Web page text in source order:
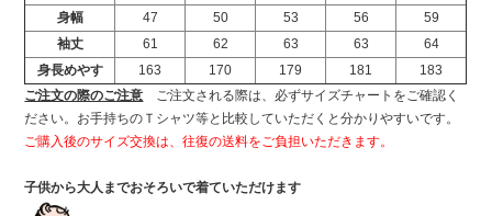
身幅
47 50 53 56
59
袖丈
61 62 63 63
64
身長めやす
163 170 179 181
183
ご注文の際のご注意 ご注文される際は、必ずサイズチャートをご確認く
ださい。お手持ちのＴシャツ等と比較していただくと分かりやすいです。
ご購入後のサイズ交換は、往復の送料をご負担いただきます。
子供から大人までおそろいで着ていただけます